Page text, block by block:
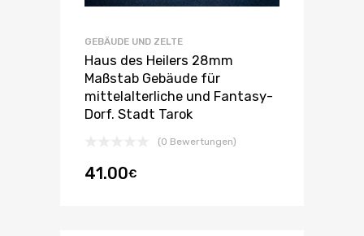
GEBÄUDE UND ZELTE
Haus des Heilers 28mm
Maßstab Gebäude für
mittelalterliche und Fantasy-
Dorf. Stadt Tarok
(0 Bewertungen)
41.00€